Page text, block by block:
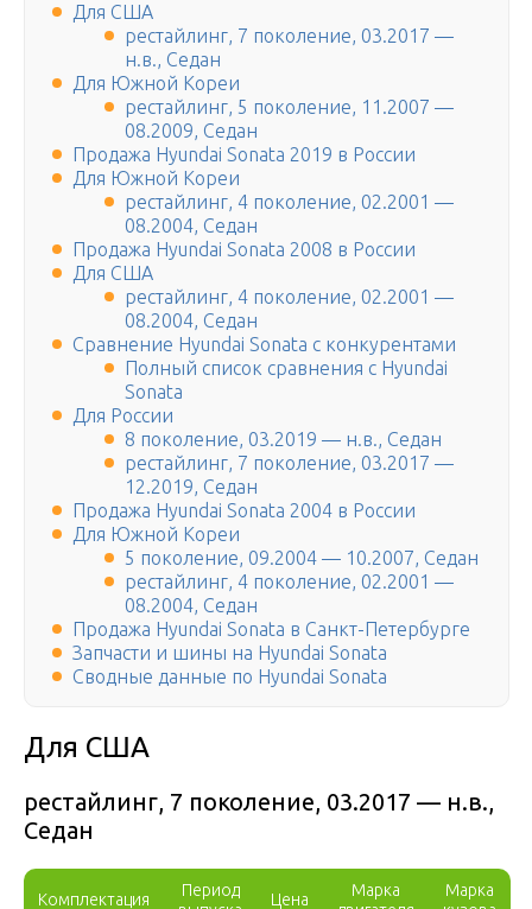
Для США
рестайлинг, 7 поколение, 03.2017 —
н.в., Седан
Для Южной Кореи
рестайлинг, 5 поколение, 11.2007 —
08.2009, Седан
Продажа Hyundai Sonata 2019 в России
Для Южной Кореи
рестайлинг, 4 поколение, 02.2001 —
08.2004, Седан
Продажа Hyundai Sonata 2008 в России
Для США
рестайлинг, 4 поколение, 02.2001 —
08.2004, Седан
Сравнение Hyundai Sonata с конкурентами
Полный список сравнения с Hyundai
Sonata
Для России
8 поколение, 03.2019 — н.в., Седан
рестайлинг, 7 поколение, 03.2017 —
12.2019, Седан
Продажа Hyundai Sonata 2004 в России
Для Южной Кореи
5 поколение, 09.2004 — 10.2007, Седан
рестайлинг, 4 поколение, 02.2001 —
08.2004, Седан
Продажа Hyundai Sonata в Санкт-Петербурге
Запчасти и шины на Hyundai Sonata
Сводные данные по Hyundai Sonata
Для США
рестайлинг, 7 поколение, 03.2017 — н.в.,
Седан
Комплектация
Период
Цена
Марка
Марка